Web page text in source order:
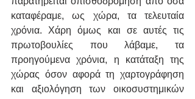
καταφέραμε, ως χώρα, τα τελευταία
χρόνια. Χάρη όμως και σε αυτές τις
πρωτοβουλίες που λάβαμε, τα
προηγούμενα χρόνια, η κατάταξη της
χώρας όσον αφορά τη χαρτογράφηση
και αξιολόγηση των οικοσυστημικών